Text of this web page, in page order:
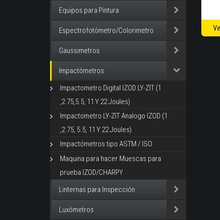
Equipos para Pintura
Espectrofotómetro/Colorimetro
Gaussimetros
Impactómetros
Impactometro Digital IZOD LY-ZIT (1
,2.75,5.5, 11 Y 22 Joules)
Impactometro LY-ZIT Analogo IZOD (1
,2.75, 5.5, 11 Y 22 Joules)
Impactómetros tipo ASTM / ISO
Maquina para hacer Muescas para
prueba IZOD/CHARPY
Linternas para Inspección
Luxómetros